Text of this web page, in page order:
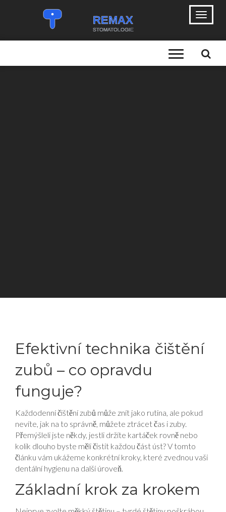
Efektivní technika čištění
zubů – co opravdu
funguje?
Každodenní čištění zubů může znít jako rutina, ale pokud
nevíte, jak na to správně, můžete ztrácet čas i zuby.
Přemýšleli jste někdy, jestli držíte kartáček rovně nebo
kolik dlouho byste měli čistit každou část úst? V tomto
článku vám ukážeme konkrétní kroky, které zvednou vaši
dentální hygienu na další úroveň.
Základní krok za krokem